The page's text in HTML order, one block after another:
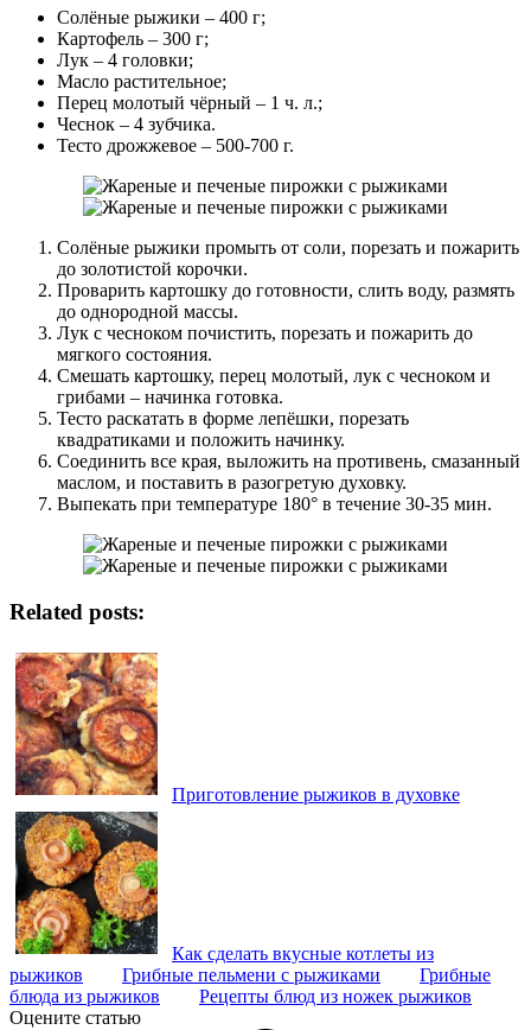
Солёные рыжики – 400 г;
Картофель – 300 г;
Лук – 4 головки;
Масло растительное;
Перец молотый чёрный – 1 ч. л.;
Чеснок – 4 зубчика.
Тесто дрожжевое – 500-700 г.
Солёные рыжики промыть от соли, порезать и пожарить
до золотистой корочки.
Проварить картошку до готовности, слить воду, размять
до однородной массы.
Лук с чесноком почистить, порезать и пожарить до
мягкого состояния.
Смешать картошку, перец молотый, лук с чесноком и
грибами – начинка готовка.
Тесто раскатать в форме лепёшки, порезать
квадратиками и положить начинку.
Соединить все края, выложить на противень, смазанный
маслом, и поставить в разогретую духовку.
Выпекать при температуре 180° в течение 30-35 мин.
Related posts:
Приготовление рыжиков в духовке
Как сделать вкусные котлеты из
рыжиков
Грибные пельмени с рыжиками
Грибные
блюда из рыжиков
Рецепты блюд из ножек рыжиков
Оцените статью